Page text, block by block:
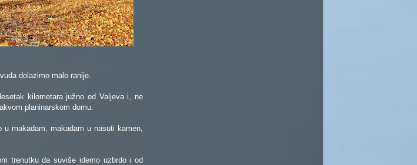
dolazimo malo ranije.
kilometara južno od Valjeva i, ne
planinarskom domu.
makadam, makadam u nasuti kamen,
trenutku da suviše idemo uzbrdo i od